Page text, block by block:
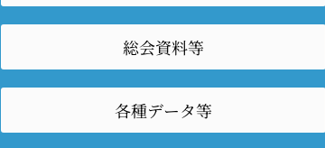
総会資料等
各種データ等